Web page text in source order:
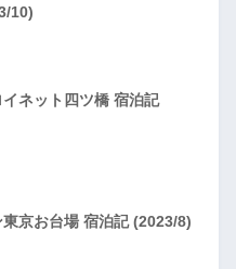
10)
イネット四ツ橋 宿泊記
東京お台場 宿泊記 (2023/8)